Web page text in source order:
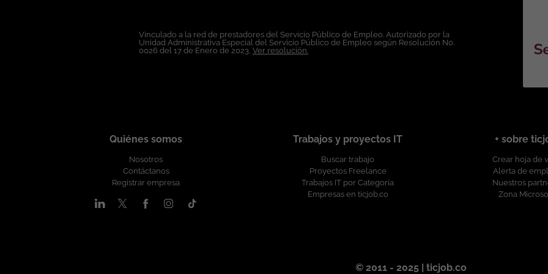
Vinculado a la red de prestadores del Servicio Público de Empleo. Autorizado por la
Unidad Administrativa Especial del Servicio Público de Empleo según Resolución No.
0026 del 17 de Enero de 2023, Ver resolución.
Quiénes somos
Nosotros
Contáctanos
Registrar empresa
Trabajos y proyectos IT
Buscar trabajo
Proyectos Freelance
Trabajos IT por Categoría
Empresas en ticjob.co
+ sobre
Crear hoja de
Alerta de
Nuestros
Zona
© 2011 - 2025 | ticjob.co